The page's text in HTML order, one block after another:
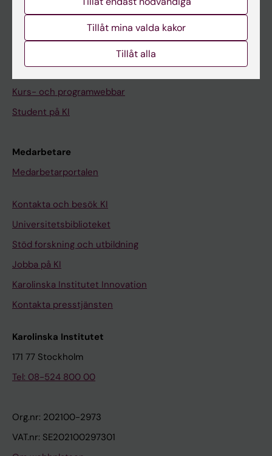
Ladok
Kurs- och programwebbar
Student på KI
Medarbetare
Medarbetarportalen
Kontakta och besök KI
Universitetsbiblioteket
Stöd forskning och utbildning
Jobba på KI
Karolinska Institutet Innovation
Kontakta presstjänsten
Karolinska Institutet
171 77 Stockholm
Tel: 08-524 800 00
Org.nr: 202100-2973
VAT.nr: SE202100297301
Tillåt mina valda kakor
Tillåt alla